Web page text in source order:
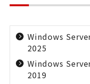
Windows
2025
Windows
2019